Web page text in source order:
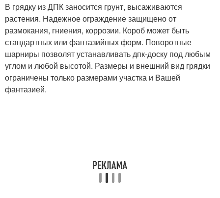
В грядку из ДПК заносится грунт, высаживаются
растения. Надежное ограждение защищено от
размокания, гниения, коррозии. Короб может быть
стандартных или фантазийных форм. Поворотные
шарниры позволят устанавливать дпк-доску под любым
углом и любой высотой. Размеры и внешний вид грядки
ограничены только размерами участка и Вашей
фантазией.